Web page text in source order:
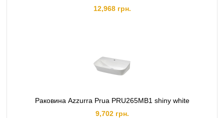
12,968 грн.
Раковина Azzurra Prua PRU265MB1 shiny white
9,702 грн.